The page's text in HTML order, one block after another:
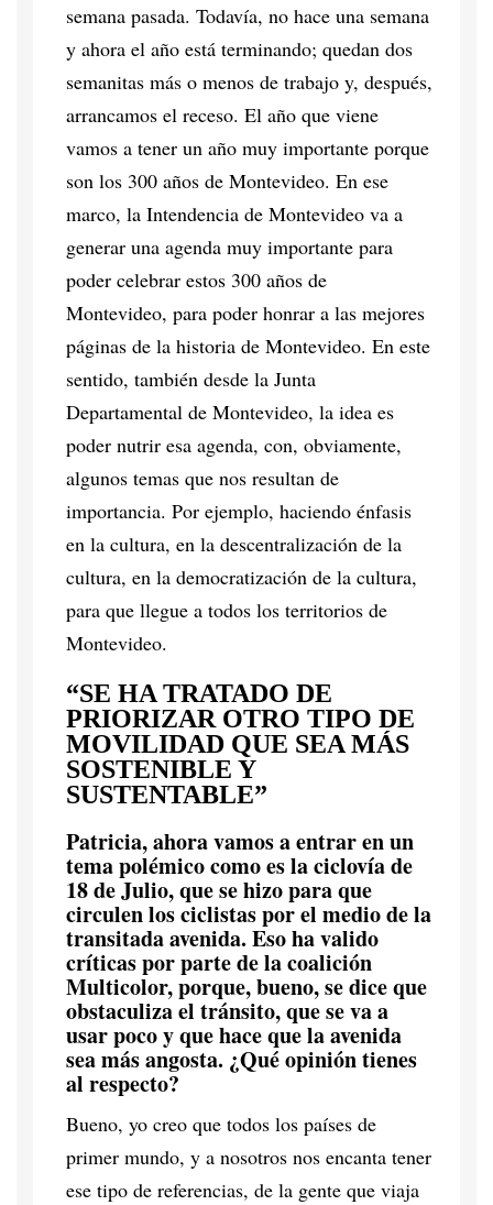
semana pasada. Todavía, no hace una semana
y ahora el año está terminando; quedan dos
semanitas más o menos de trabajo y, después,
arrancamos el receso. El año que viene
vamos a tener un año muy importante porque
son los 300 años de Montevideo. En ese
marco, la Intendencia de Montevideo va a
generar una agenda muy importante para
poder celebrar estos 300 años de
Montevideo, para poder honrar a las mejores
páginas de la historia de Montevideo. En este
sentido, también desde la Junta
Departamental de Montevideo, la idea es
poder nutrir esa agenda, con, obviamente,
algunos temas que nos resultan de
importancia. Por ejemplo, haciendo énfasis
en la cultura, en la descentralización de la
cultura, en la democratización de la cultura,
para que llegue a todos los territorios de
Montevideo.
“SE HA TRATADO DE
PRIORIZAR OTRO TIPO DE
MOVILIDAD QUE SEA MÁS
SOSTENIBLE Y
SUSTENTABLE”
Patricia, ahora vamos a entrar en un
tema polémico como es la ciclovía de
18 de Julio, que se hizo para que
circulen los ciclistas por el medio de la
transitada avenida. Eso ha valido
críticas por parte de la coalición
Multicolor, porque, bueno, se dice que
obstaculiza el tránsito, que se va a
usar poco y que hace que la avenida
sea más angosta. ¿Qué opinión tienes
al respecto?
Bueno, yo creo que todos los países de
primer mundo, y a nosotros nos encanta tener
ese tipo de referencias, de la gente que viaja